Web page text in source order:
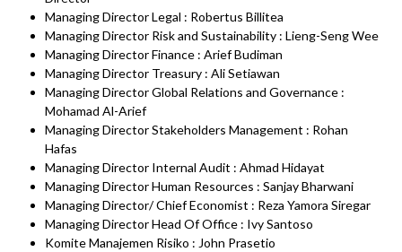
Managing Director Legal : Robertus Billitea
​​​​​​​Managing Director Risk and Sustainability : Lieng-Seng Wee
​​​​​​​Managing Director Finance : Arief Budiman
​​​​​​​Managing Director Treasury : Ali Setiawan​​​​​​​
Managing Director Global Relations and Governance :
Mohamad Al-Arief​​​​​​​
Managing Director Stakeholders Management : Rohan
Hafas ​​​​​​​
Managing Director Internal Audit : Ahmad Hidayat​​​​​​​
Managing Director Human Resources : Sanjay Bharwani
​​​​​​​Managing Director/ Chief Economist : Reza Yamora Siregar
​​​​​​​Managing Director Head Of Office : Ivy Santoso
​​​​​​​​​​​​​​Komite Manajemen Risiko : John Prasetio